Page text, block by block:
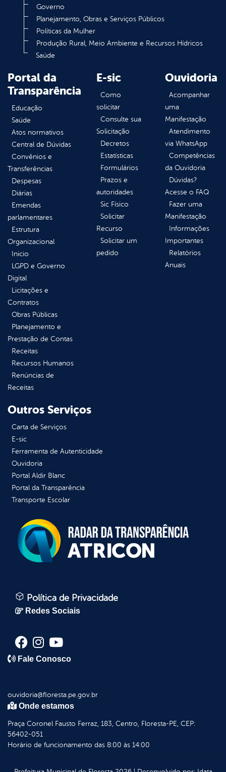
Governo
Planejamento, Obras e Serviços Públicos
Políticas da Mulher
Produção Rural, Meio Ambiente e Recursos Hídricos
Saúde
Portal da
Transparência
Educação
Saúde
Atos normativos
Central de Dúvidas
Convênios e
Transferências
Despesas
Diárias
Emendas
parlamentares
Estrutura
Organizacional
Inicio
LGPD e Governo
Digital
Licitações e
Contratos
Obras Públicas
Planejamento e
Prestação de Contas
Receitas
Recursos Humanos
Renúncias de
Receitas
E-sic
Como
solicitar
Consulte sua
Solicitação
Decretos
Estatísticas
Formulários
Prazos e
autoridades
Sic Físico
Solicitar
Recurso
Solicitar um
pedido
Ouvidoria
Acompanhar
uma
Manifestação
Atendimento
via WhatsApp
Competências
da Ouvidoria
Dúvidas?
Acesse o FAQ
Fazer uma
Manifestação
Informações
Importantes
Relatórios
Anuais
Outros Serviços
Carta de Serviços
E-sic
Ferramenta de Autenticidade
Ouvidoria
Portal Aldir Blanc
Portal da Transparência
Transporte Escolar
Política de Privacidade
Redes Sociais
Fale Conosco
ouvidoria@floresta.pe.gov.br
Onde estamos
Praça Coronel Fausto Ferraz, 183, Centro, Floresta-PE, CEP:
56402-051
Horário de funcionamento das 8:00 às 14:00